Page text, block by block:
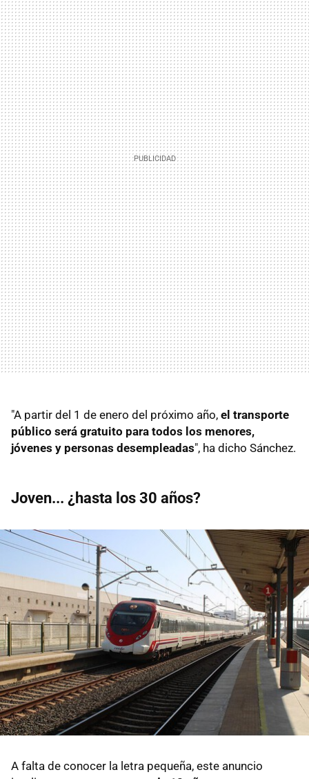
"A partir del 1 de enero del próximo año, el transporte
público será gratuito para todos los menores,
jóvenes y personas desempleadas", ha dicho Sánchez.
Joven... ¿hasta los 30 años?
A falta de conocer la letra pequeña, este anuncio